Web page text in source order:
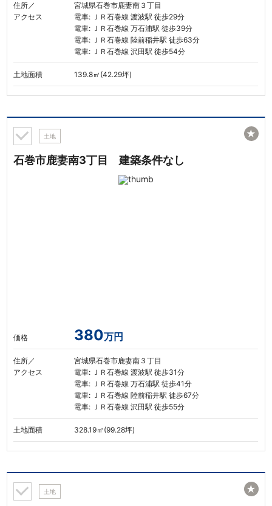
住所／
アクセス
宮城県石巻市鹿妻南３丁目
電車: ＪＲ石巻線 渡波駅 徒歩29分
電車: ＪＲ石巻線 万石浦駅 徒歩39分
電車: ＪＲ石巻線 陸前稲井駅 徒歩63分
電車: ＪＲ石巻線 沢田駅 徒歩54分
土地面積 139.8㎡(42.29坪)
土地
石巻市鹿妻南3丁目 建築条件なし
価格 380万円
住所／
アクセス
宮城県石巻市鹿妻南３丁目
電車: ＪＲ石巻線 渡波駅 徒歩31分
電車: ＪＲ石巻線 万石浦駅 徒歩41分
電車: ＪＲ石巻線 陸前稲井駅 徒歩67分
電車: ＪＲ石巻線 沢田駅 徒歩55分
土地面積 328.19㎡(99.28坪)
★
土地 ★